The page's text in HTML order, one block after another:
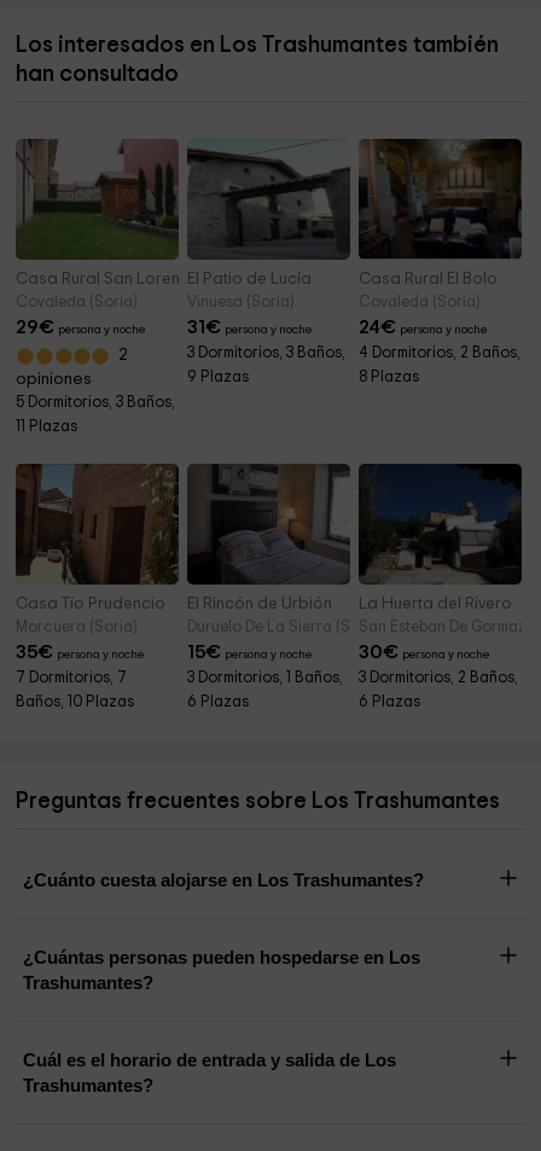
Cementerio Vinuesa 3,9 km
Los interesados en Los Trashumantes también
han consultado
Casa Rural San Lorenzo
Covaleda (Soria)
29€ persona y noche
2
opiniones
5 Dormitorios, 3 Baños,
11 Plazas
El Patio de Lucía
Vinuesa (Soria)
31€ persona y noche
3 Dormitorios, 3 Baños,
9 Plazas
Casa Rural El Bolo
Covaleda (Soria)
24€ persona y noche
4 Dormitorios, 2 Baños,
8 Plazas
Casa Tío Prudencio
Morcuera (Soria)
35€ persona y noche
7 Dormitorios, 7
Baños, 10 Plazas
El Rincón de Urbión
Duruelo De La Sierra (Soria)
15€ persona y noche
3 Dormitorios, 1 Baños,
6 Plazas
La Huerta del Rivero
San Esteban De Gormaz
30€ persona y noche
3 Dormitorios, 2 Baños,
6 Plazas
Preguntas frecuentes sobre Los Trashumantes
¿Cuánto cuesta alojarse en Los Trashumantes?
¿Cuántas personas pueden hospedarse en Los
Trashumantes?
Cuál es el horario de entrada y salida de Los
Trashumantes?